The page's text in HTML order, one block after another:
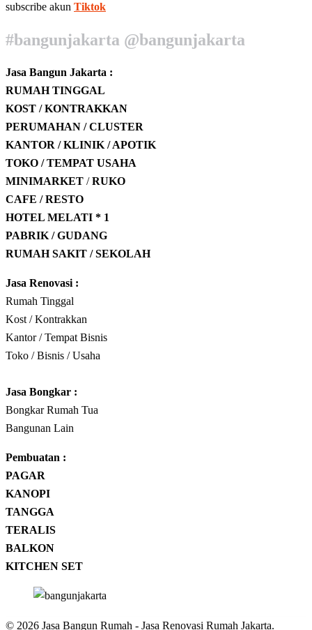
subscribe akun Tiktok
#bangunjakarta @bangunjakarta
Jasa Bangun Jakarta :
RUMAH TINGGAL
KOST / KONTRAKKAN
PERUMAHAN / CLUSTER
KANTOR / KLINIK / APOTIK
TOKO / TEMPAT USAHA
MINIMARKET /RUKO
CAFE / RESTO
HOTEL MELATI * 1
PABRIK / GUDANG
RUMAH SAKIT / SEKOLAH
Jasa Renovasi :
Rumah Tinggal
Kost / Kontrakkan
Kantor / Tempat Bisnis
Toko / Bisnis / Usaha
Jasa Bongkar :
Bongkar Rumah Tua
Bangunan Lain
Pembuatan :
PAGAR
KANOPI
TANGGA
TERALIS
BALKON
KITCHEN SET
© 2026 Jasa Bangun Rumah - Jasa Renovasi Rumah Jakarta.